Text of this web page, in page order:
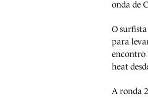
onda de
O
para
encontro
heat
A ronda